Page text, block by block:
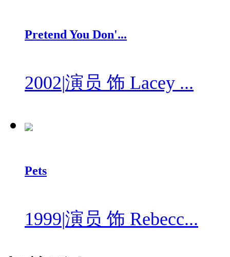
Pretend You Don'...
2002|演员 饰 Lacey ...
Pets
1999|演员 饰 Rebecc...